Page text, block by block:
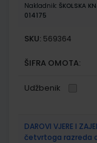
Nakladnik: ŠKOLSKA
014175
SKU: 569364
ŠIFRA OMOTA:
Udžbenik
DAROVI VJERE I
četvrtoga razreda